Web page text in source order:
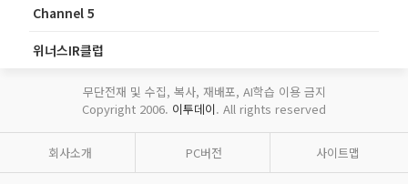
Channel 5
위너스IR클럽
무단전재 및 수집, 복사, 재배포, AI학습 이용 금지
Copyright 2006. 이투데이. All rights reserved
회사소개 PC버전 사이트맵